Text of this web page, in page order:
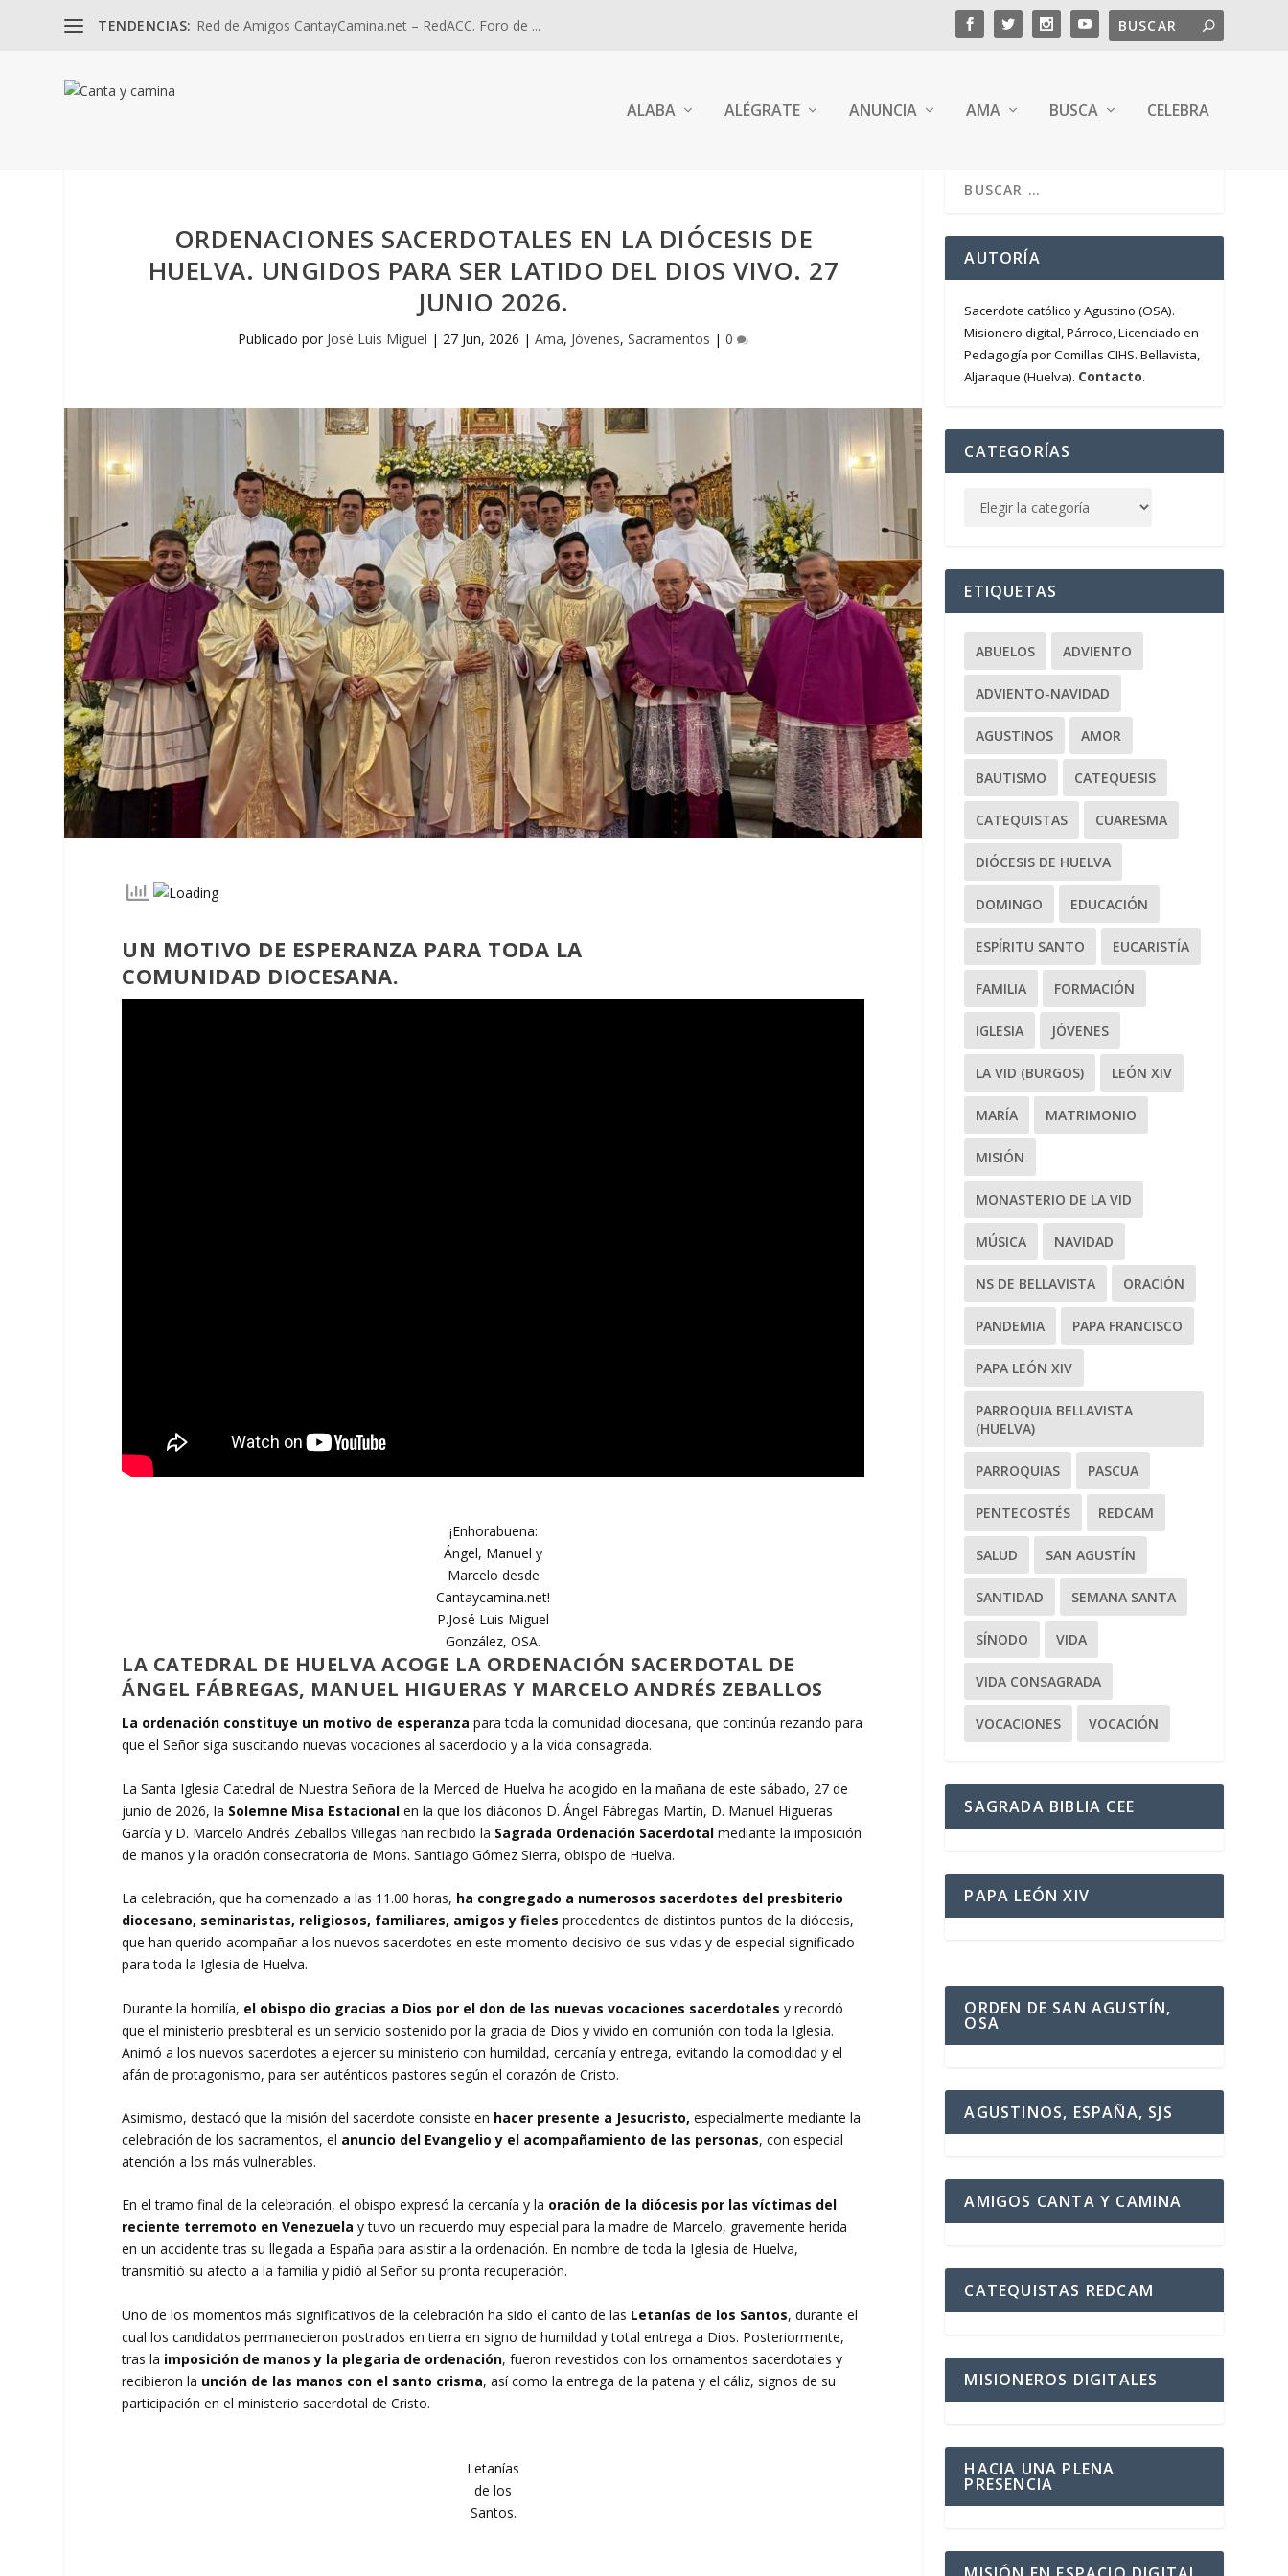
TENDENCIAS: Red de Amigos CantayCamina.net – RedACC. Foro de ...
ALABA ALÉGRATE ANUNCIA AMA BUSCA CELEBRA
ORDENACIONES SACERDOTALES EN LA DIÓCESIS DE
HUELVA. UNGIDOS PARA SER LATIDO DEL DIOS VIVO. 27
JUNIO 2026.
Publicado por José Luis Miguel | 27 Jun, 2026 |Ama, Jóvenes,Sacramentos |0
UN MOTIVO DE ESPERANZA PARA TODA LA
COMUNIDAD DIOCESANA.
¡Enhorabuena:
Ángel, Manuel y
Marcelo desde
Cantaycamina.net!
P.José Luis Miguel
González, OSA.
LA CATEDRAL DE HUELVA ACOGE LA ORDENACIÓN SACERDOTAL DE
ÁNGEL FÁBREGAS, MANUEL HIGUERAS Y MARCELO ANDRÉS ZEBALLOS
La ordenación constituye un motivo de esperanzapara toda la comunidad diocesana, que continúa rezando para
que el Señor siga suscitando nuevas vocaciones al sacerdocio y a la vida consagrada.
La Santa Iglesia Catedral de Nuestra Señora de la Merced de Huelva ha acogido en la mañana de este sábado, 27 de
junio de 2026, la Solemne Misa Estacionalen la que los diáconos D. Ángel Fábregas Martín, D. Manuel Higueras
García y D. Marcelo Andrés Zeballos Villegas han recibido la Sagrada Ordenación Sacerdotal mediante la imposición
de manos y la oración consecratoria de Mons. Santiago Gómez Sierra, obispo de Huelva.
La celebración, que ha comenzado a las 11.00 horas, ha congregado a numerosos sacerdotes del presbiterio
diocesano, seminaristas, religiosos, familiares, amigos y fieles procedentes de distintos puntos de la diócesis,
que han querido acompañar a los nuevos sacerdotes en este momento decisivo de sus vidas y de especial significado
para toda la Iglesia de Huelva.
Durante la homilía, el obispo dio gracias a Dios por el don de las nuevas vocaciones sacerdotales y recordó
que el ministerio presbiteral es un servicio sostenido por la gracia de Dios y vivido en comunión con toda la Iglesia.
Animó a los nuevos sacerdotes a ejercer su ministerio con humildad, cercanía y entrega, evitando la comodidad y el
afán de protagonismo, para ser auténticos pastores según el corazón de Cristo.
Asimismo, destacó que la misión del sacerdote consiste en hacer presente a Jesucristo, especialmente mediante la
celebración de los sacramentos, el anuncio del Evangelio y el acompañamiento de las personas, con especial
atención a los más vulnerables.
En el tramo final de la celebración, el obispo expresó la cercanía y la oración de la diócesis por las víctimas del
reciente terremoto en Venezuela y tuvo un recuerdo muy especial para la madre de Marcelo, gravemente herida
en un accidente tras su llegada a España para asistir a la ordenación. En nombre de toda la Iglesia de Huelva,
transmitió su afecto a la familia y pidió al Señor su pronta recuperación.
Uno de los momentos más significativos de la celebración ha sido el canto de las Letanías de los Santos, durante el
cual los candidatos permanecieron postrados en tierra en signo de humildad y total entrega a Dios. Posteriormente,
tras la imposición de manos y la plegaria de ordenación, fueron revestidos con los ornamentos sacerdotales y
recibieron la unción de las manos con el santo crisma, así como la entrega de la patena y el cáliz, signos de su
participación en el ministerio sacerdotal de Cristo.
Letanías
de los
Santos.
AUTORÍA
Sacerdote católico y Agustino (OSA).
Misionero digital, Párroco, Licenciado en
Pedagogía por Comillas CIHS. Bellavista,
Aljaraque (Huelva). Contacto.
CATEGORÍAS
ETIQUETAS
ABUELOS ADVIENTO
ADVIENTO-NAVIDAD
AGUSTINOS AMOR
BAUTISMO CATEQUESIS
CATEQUISTAS CUARESMA
DIÓCESIS DE HUELVA
DOMINGO EDUCACIÓN
ESPÍRITU SANTO EUCARISTÍA
FAMILIA FORMACIÓN
IGLESIA JÓVENES
LA VID (BURGOS) LEÓN XIV
MARÍA MATRIMONIO
MISIÓN
MONASTERIO DE LA VID
MÚSICA NAVIDAD
NS DE BELLAVISTA ORACIÓN
PANDEMIA PAPA FRANCISCO
PAPA LEÓN XIV
PARROQUIA BELLAVISTA
(HUELVA)
PARROQUIAS PASCUA
PENTECOSTÉS REDCAM
SALUD SAN AGUSTÍN
SANTIDAD SEMANA SANTA
SÍNODO VIDA
VIDA CONSAGRADA
VOCACIONES VOCACIÓN
SAGRADA BIBLIA CEE
PAPA LEÓN XIV
ORDEN DE SAN AGUSTÍN,
OSA
AGUSTINOS, ESPAÑA, SJS
AMIGOS CANTA Y CAMINA
CATEQUISTAS REDCAM
MISIONEROS DIGITALES
HACIA UNA PLENA
PRESENCIA